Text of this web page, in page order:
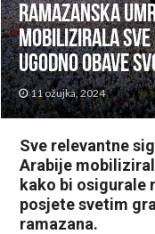
Ramazanska
mobilizirala
ugodno obave
11 ožujka, 2024
Sve relevantne
Arabije
kako bi osigurale
posjete svetim
ramazana.